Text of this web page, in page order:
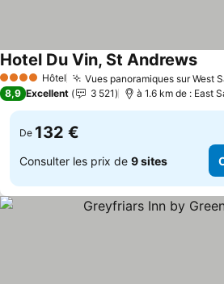
4 Étoiles Hôtel Vues panoramiques sur West
Hotel Du Vin, St Andrews
8,9 Excellent 3 521 à 1.6 km de : East
De 132 €
Consulter les prix de 9 sites